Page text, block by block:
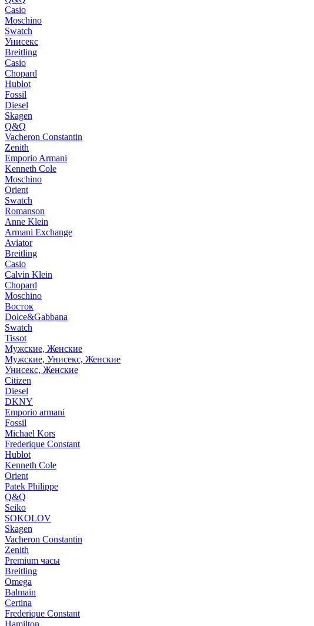
Casio
Moschino
Swatch
Унисекс
Breitling
Casio
Chopard
Hublot
Fossil
Diesel
Skagen
Q&Q
Vacheron Constantin
Zenith
Emporio Armani
Kenneth Cole
Moschino
Orient
Swatch
Romanson
Anne Klein
Armani Exchange
Aviator
Breitling
Casio
Calvin Klein
Chopard
Moschino
Восток
Dolce&Gabbana
Swatch
Tissot
Мужские, Женские
Мужские, Унисекс, Женские
Унисекс, Женские
Citizen
Diesel
DKNY
Emporio armani
Fossil
Michael Kors
Frederique Constant
Hublot
Kenneth Cole
Orient
Patek Philippe
Q&Q
Seiko
SOKOLOV
Skagen
Vacheron Constantin
Zenith
Premium часы
Breitling
Omega
Balmain
Certina
Frederique Constant
Hamilton